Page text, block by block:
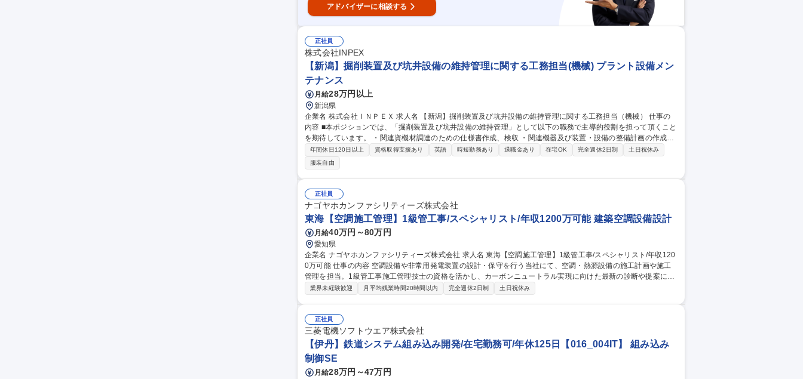
アドバイザーに相談する
正社員
株式会社INPEX
【新潟】掘削装置及び坑井設備の維持管理に関する工務担当(機械) プラント設備メン
テナンス
月給28万円以上
新潟県
企業名 株式会社ＩＮＰＥＸ 求人名 【新潟】掘削装置及び坑井設備の維持管理に関する工務担当（機械） 仕事の
内容 ■本ポジションでは、「掘削装置及び坑井設備の維持管理」として以下の職務で主導的役割を担って頂くこと
を期待しています。 ・関連資機材調達のための仕様書作成、検収 ・関連機器及び装置・設備の整備計画の作成、
整備手配、検収 ・社内あるいは業界技術規格・基準・ガイドライン作成への関与 ・最新の業界動向、技術トレン
ドの把握、社内共有 ・関連業界団体、学会などへの参画 募集職種 【新潟】掘削装置及び坑井設備の維持管理に関
する工務担当（機械）
年間休日120日以上 資格取得支援あり 英語 時短勤務あり 退職金あり 在宅OK 完全週休2日制
土日祝休み
服装自由
正社員
ナゴヤホカンファシリティーズ株式会社
東海【空調施工管理】1級管工事/スペシャリスト/年収1200万可能 建築空調設備設計
月給40万円～80万円
愛知県
企業名 ナゴヤホカンファシリティーズ株式会社 求人名 東海【空調施工管理】1級管工事/スペシャリスト/年収120
0万可能 仕事の内容 空調設備や非常用発電装置の設計・保守を行う当社にて、空調・熱源設備の施工計画や施工
管理を担当。1級管工事施工管理技士の資格を活かし、カーボンニュートラル実現に向けた最新の診断や提案にも
携わります。 ■空調・熱源設備の施工計画策定、協力業者の手配・工程調整 ■既設設備の稼働状況調査、改修に伴
防保全の実行と管理【業務内容の変更範囲】当社の指定する業務 募集職種 東海【空調施工管理】1級管工事/スペ
シャリスト/年収1200万可能
業界未経験歓迎 月平均残業時間20時間以内 完全週休2日制 土日祝休み
正社員
三菱電機ソフトウエア株式会社
【伊丹】鉄道システム組み込み開発/在宅勤務可/年休125日【016_004IT】 組み込み
制御SE
月給28万円～47万円